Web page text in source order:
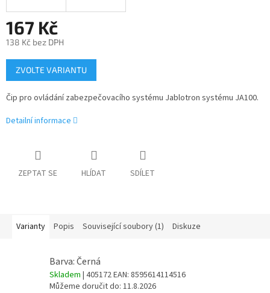
167 Kč
138 Kč bez DPH
Měrná
cena:
ZVOLTE VARIANTU
Čip pro ovládání zabezpečovacího systému Jablotron systému JA100.
Detailní informace
ZEPTAT SE HLÍDAT SDÍLET
Varianty Popis Související soubory (1) Diskuze
Barva: Černá
Skladem | 405172EAN: 8595614114516
Můžeme doručit do: 11.8.2026